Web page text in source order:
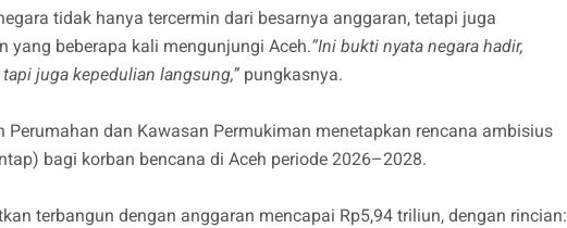
tidak hanya tercermin dari besarnya anggaran, tetapi juga
yang beberapa kali mengunjungi Aceh.“Ini bukti nyata negara hadir,
juga kepedulian langsung,” pungkasnya.
Perumahan dan Kawasan Permukiman menetapkan rencana ambisius
bagi korban bencana di Aceh periode 2026–2028.
terbangun dengan anggaran mencapai Rp5,94 triliun, dengan rincian: